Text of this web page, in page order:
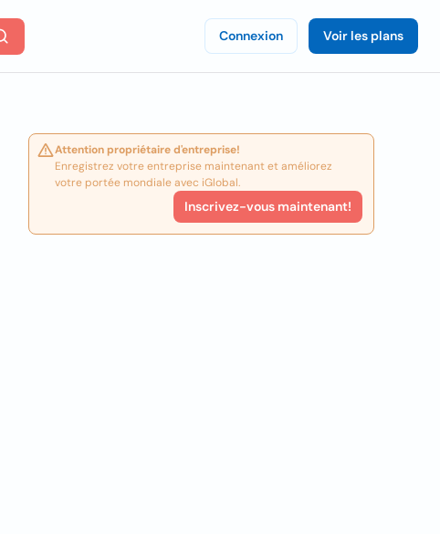
Connexion Voir les plans
Attention propriétaire d'entreprise!
Enregistrez votre entreprise maintenant et améliorez
votre portée mondiale avec iGlobal.
Inscrivez-vous maintenant!